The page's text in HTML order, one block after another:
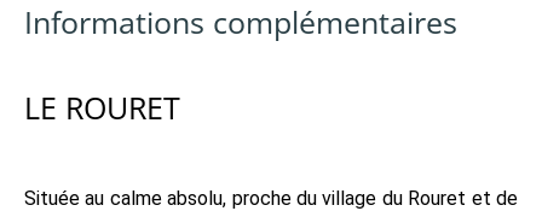
Informations complémentaires
LE ROURET
Située au calme absolu, proche du village du Rouret et de